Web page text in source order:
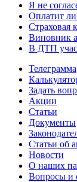
Я не
Оплатит ли
Страховая
Виновник
В ДТП
Телеграмма
Задать
Акции
Статьи
Документы
Статьи об
Новости
О наших
Вопросы и